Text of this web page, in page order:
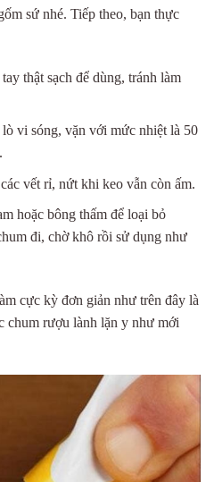
sứ nhé. Tiếp theo, bạn thực
thật sạch để dùng, tránh làm
vi sóng, vặn với mức nhiệt là 50
vết rỉ, nứt khi keo vẫn còn ấm.
hoặc bông thấm để loại bỏ
đi, chờ khô rồi sử dụng như
cực kỳ đơn giản như trên đây là
chum rượu lành lặn y như mới